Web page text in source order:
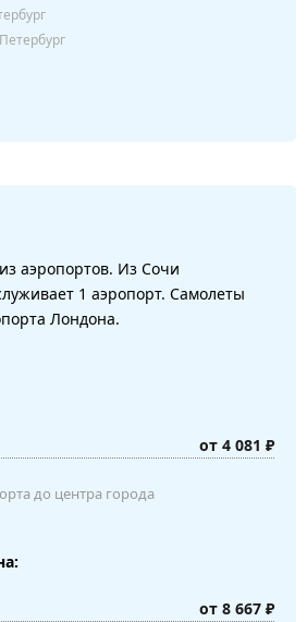
аэропортов. Из Сочи
1 аэропорт. Самолеты
Лондона.
от 4 081 ₽
до центра города
от 8 667 ₽